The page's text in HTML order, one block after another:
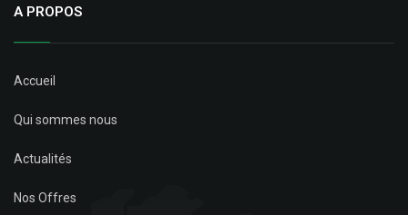
A PROPOS
Accueil
Qui sommes nous
Actualités
Nos Offres